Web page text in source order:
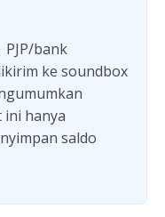
PJP/bank
ke soundbox
ini hanya
saldo